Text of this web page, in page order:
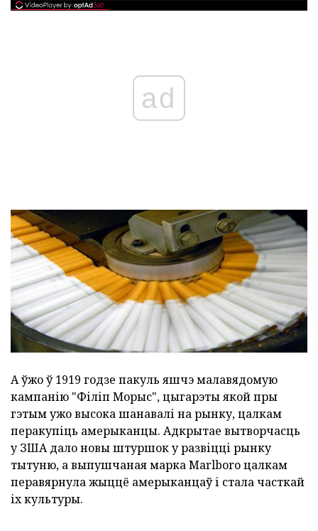
ad
А ўжо ў 1919 годзе пакуль яшчэ малавядомую
кампанію "Філіп Морыс", цыгарэты якой пры
гэтым ужо высока шанавалі на рынку, цалкам
перакупіць амерыканцы. Адкрытае вытворчасць
у ЗША дало новы штуршок у развіцці рынку
тытуню, а выпушчаная марка Marlboro цалкам
перавярнула жыццё амерыканцаў і стала часткай
іх культуры.